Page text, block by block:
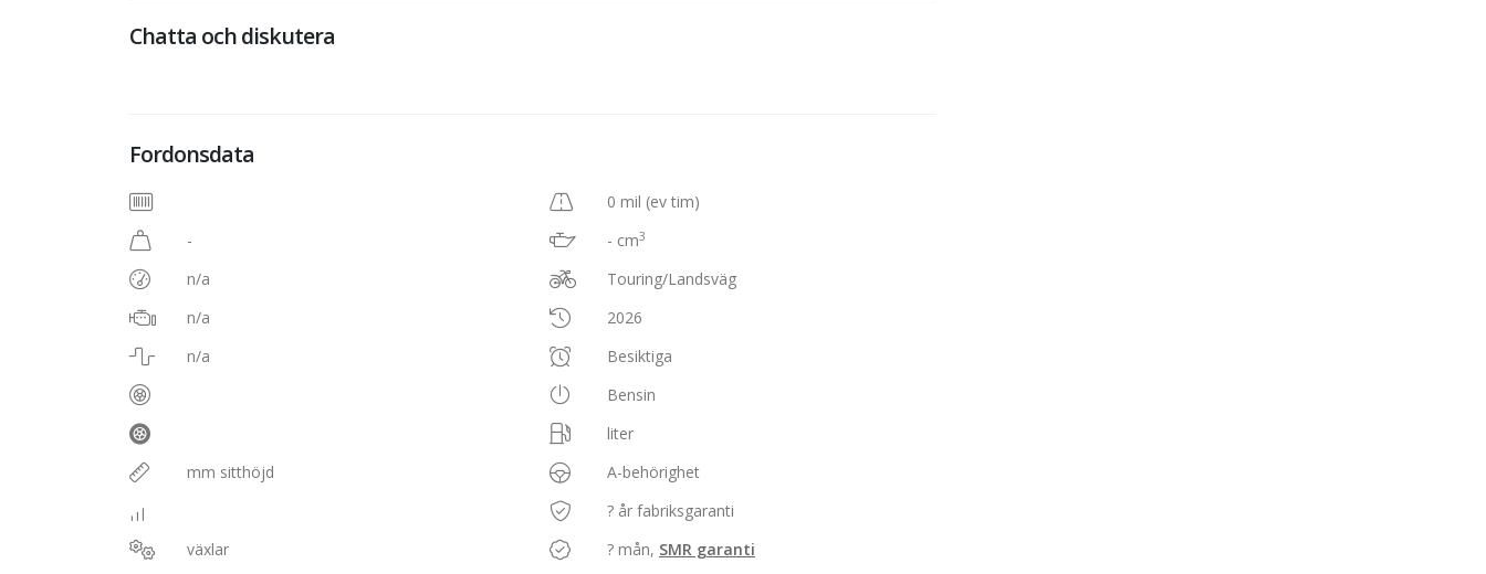
Chatta och diskutera
Fordonsdata
-
n/a
n/a
n/a
mm sitthöjd
växlar
0 mil (ev tim)
- cm3
Touring/Landsväg
2026
Besiktiga
Bensin
liter
A-behörighet
? år fabriksgaranti
? mån, SMR garanti